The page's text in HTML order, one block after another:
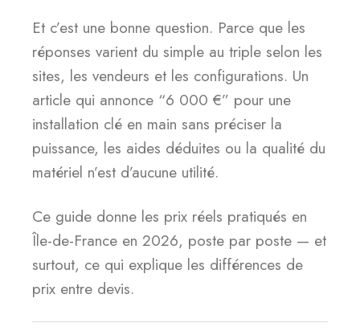
Et c’est une bonne question. Parce que les
réponses varient du simple au triple selon les
sites, les vendeurs et les configurations. Un
article qui annonce “6 000 €” pour une
installation clé en main sans préciser la
puissance, les aides déduites ou la qualité du
matériel n’est d’aucune utilité.
Ce guide donne les prix réels pratiqués en
Île-de-France en 2026, poste par poste — et
surtout, ce qui explique les différences de
prix entre devis.